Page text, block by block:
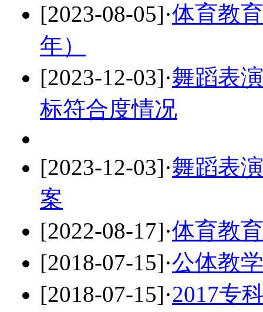
[2023-08-05]·体育教
年）
[2023-12-03]·舞蹈表
标符合度情况
[2023-12-03]·舞蹈表
案
[2022-08-17]·体育教
[2018-07-15]·公体教学
[2018-07-15]·2017专